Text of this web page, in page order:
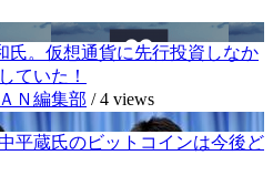
氏。仮想通貨に先行投資しなか
ていた！
Ｎ編集部 /4 views
平蔵氏のビットコインは今後ど